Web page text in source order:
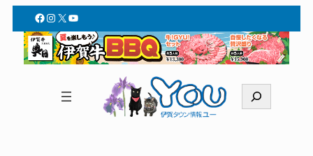
Facebook
Instagram
X YouTube
索